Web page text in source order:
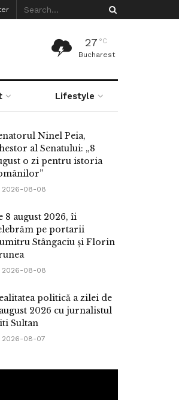
27 °C
Bucharest
Lifestyle
Ninel Peia,
al Senatului: „8
o zi pentru istoria
2026-08-08
8 august 2026, îi
pe portarii
Stângaciu și Florin
2026-08-08
politică a zilei de
2026 cu jurnalistul
Sultan
2026-08-07